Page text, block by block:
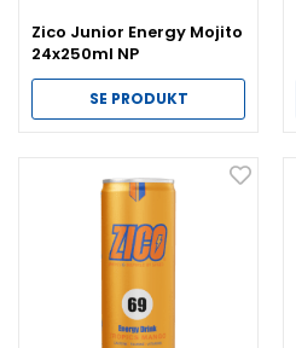
Zico Junior Energy Mojito
24x250ml NP
SE PRODUKT